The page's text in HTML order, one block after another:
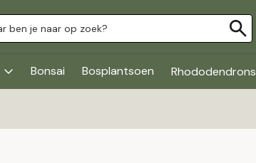
Bonsai Bosplantsoen Rhododendrons